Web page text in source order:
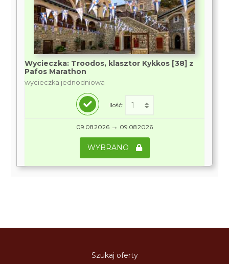
Wycieczka: Troodos, klasztor Kykkos [38] z
Pafos Marathon
wycieczka jednodniowa
Ilość:
09.08.2026 → 09.08.2026
WYBRANO
Szukaj oferty